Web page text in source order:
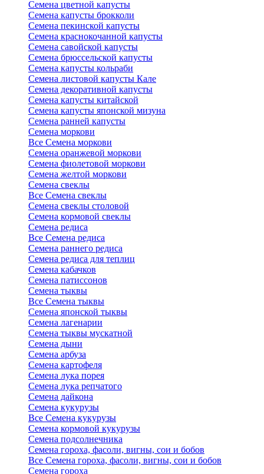
Семена цветной капусты
Семена капусты брокколи
Семена пекинской капусты
Семена краснокочанной капусты
Семена савойской капусты
Семена брюссельской капусты
Семена капусты кольраби
Семена листовой капусты Кале
Семена декоративной капусты
Семена капусты китайской
Семена капусты японской мизуна
Семена ранней капусты
Семена моркови
Все Семена моркови
Семена оранжевой моркови
Семена фиолетовой моркови
Семена желтой моркови
Семена свеклы
Все Семена свеклы
Семена свеклы столовой
Семена кормовой свеклы
Семена редиса
Все Семена редиса
Семена раннего редиса
Семена редиса для теплиц
Семена кабачков
Семена патиссонов
Семена тыквы
Все Семена тыквы
Семена японской тыквы
Семена лагенарии
Семена тыквы мускатной
Семена дыни
Семена арбуза
Семена картофеля
Семена лука порея
Семена лука репчатого
Семена дайкона
Семена кукурузы
Все Семена кукурузы
Семена кормовой кукурузы
Семена подсолнечника
Семена гороха, фасоли, вигны, сои и бобов
Все Семена гороха, фасоли, вигны, сои и бобов
Семена гороха